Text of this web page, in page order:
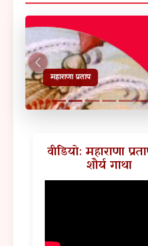
हल्दीघाटी टूरिस्ट गाइड
वीडियो: महाराणा
शौर्य गाथा